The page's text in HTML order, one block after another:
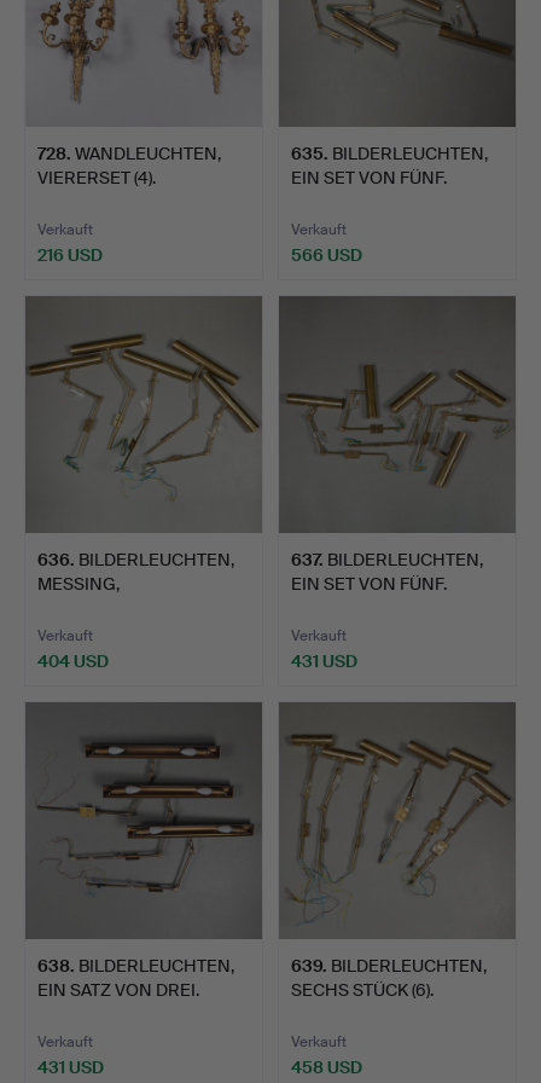
728. WANDLEUCHTEN,
VIERERSET (4).
Verkauft
216 USD
635. BILDERLEUCHTEN,
EIN SET VON FÜNF.
Verkauft
566 USD
636. BILDERLEUCHTEN,
MESSING,
Verkauft
404 USD
637. BILDERLEUCHTEN,
EIN SET VON FÜNF.
Verkauft
431 USD
638. BILDERLEUCHTEN,
EIN SATZ VON DREI.
Verkauft
431 USD
639. BILDERLEUCHTEN,
SECHS STÜCK (6).
Verkauft
458 USD